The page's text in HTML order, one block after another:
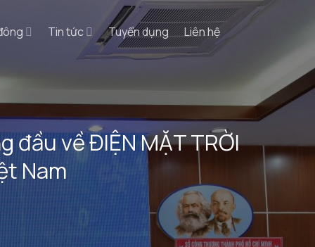
Tin tức Tuyển dụng Liên hệ
đầu về ĐIỆN MẶT TRỜI
Nam